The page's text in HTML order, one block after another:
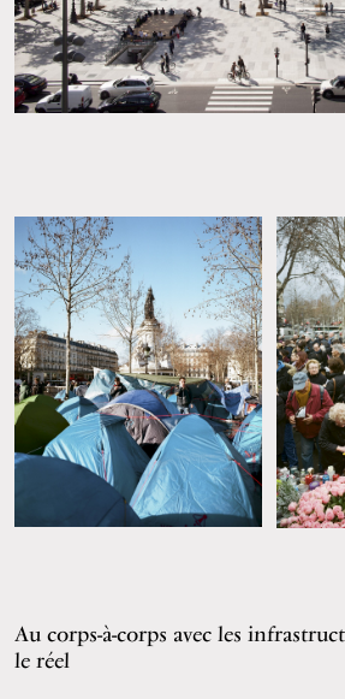
Au corps-à-corps avec les
le réel